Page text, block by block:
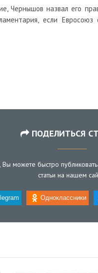
Чернышов назвал его
если Евросоюз
ПОДЕЛИТЬСЯ
можете быстро
статьи на нашем
Одноклассники